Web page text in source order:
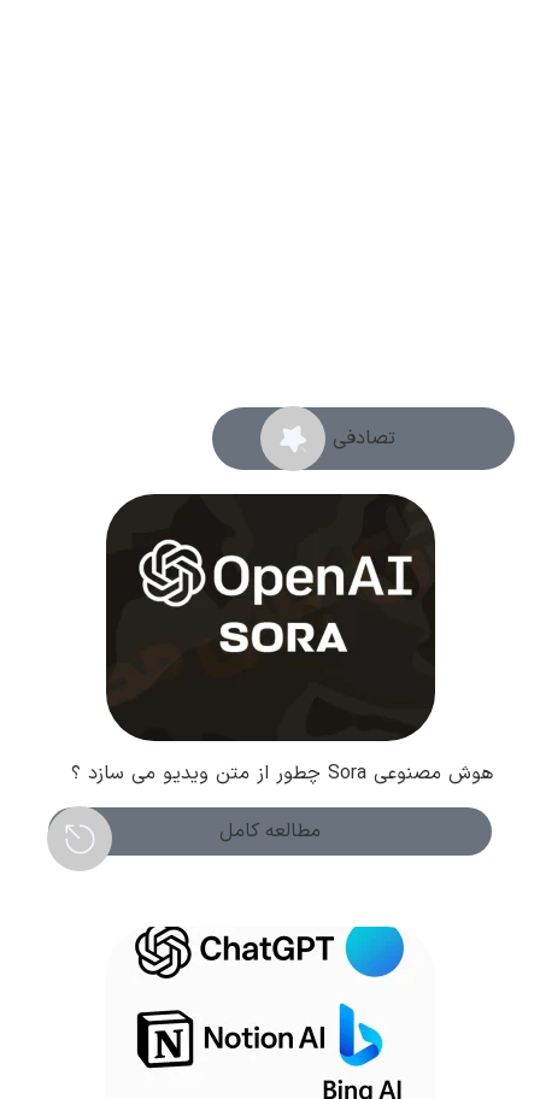
تصادفی
هوش مصنوعی Sora چطور از متن ویدیو می سازد ؟
بررسی عملکرد و کاربردها
مطالعه کامل